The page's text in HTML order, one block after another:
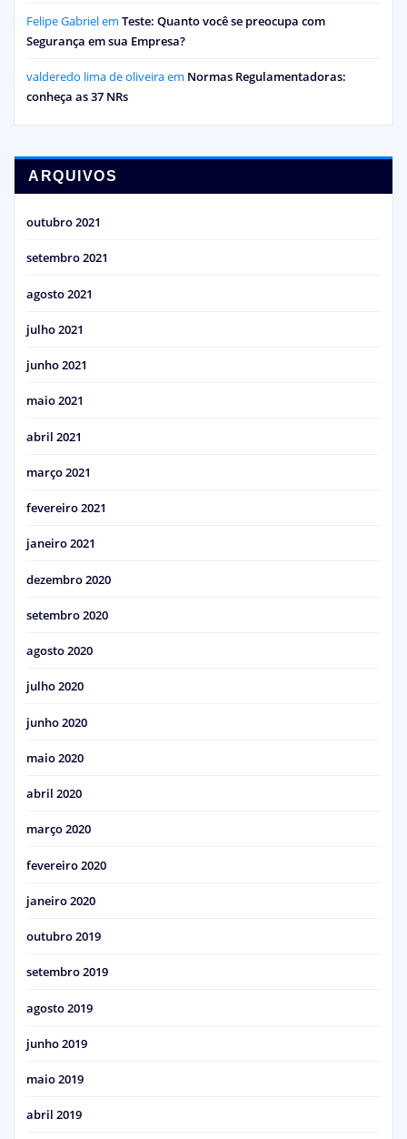
Felipe Gabrielem Teste: Quanto você se preocupa com
Segurança em sua Empresa?
valderedo lima de oliveiraem Normas Regulamentadoras:
conheça as 37 NRs
ARQUIVOS
outubro 2021
setembro 2021
agosto 2021
julho 2021
junho 2021
maio 2021
abril 2021
março 2021
fevereiro 2021
janeiro 2021
dezembro 2020
setembro 2020
agosto 2020
julho 2020
junho 2020
maio 2020
abril 2020
março 2020
fevereiro 2020
janeiro 2020
outubro 2019
setembro 2019
agosto 2019
junho 2019
maio 2019
abril 2019